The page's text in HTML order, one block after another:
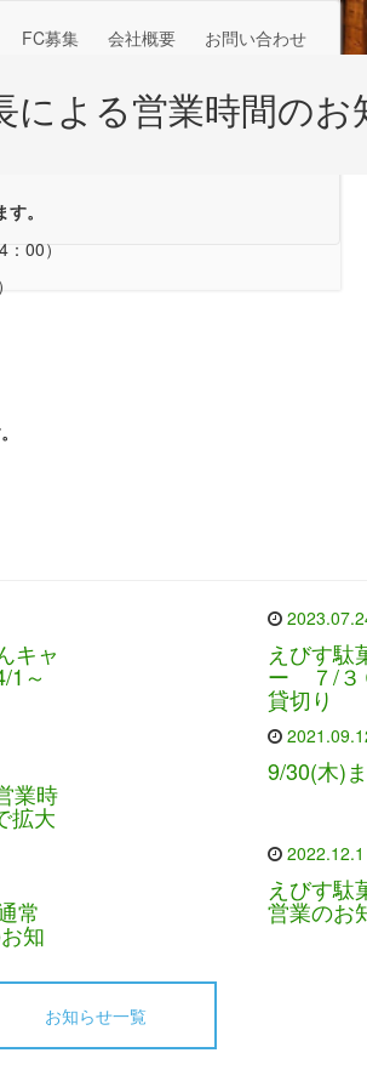
FC募集 会社概要
お問い合わせ
による営業時間のお
。
00）
キャ
～
えびす駄
ー ７/３
貸切り
業時
拡大
9/30(木)
常
知
2022.12.1
えびす駄
営業のお
お知らせ一覧